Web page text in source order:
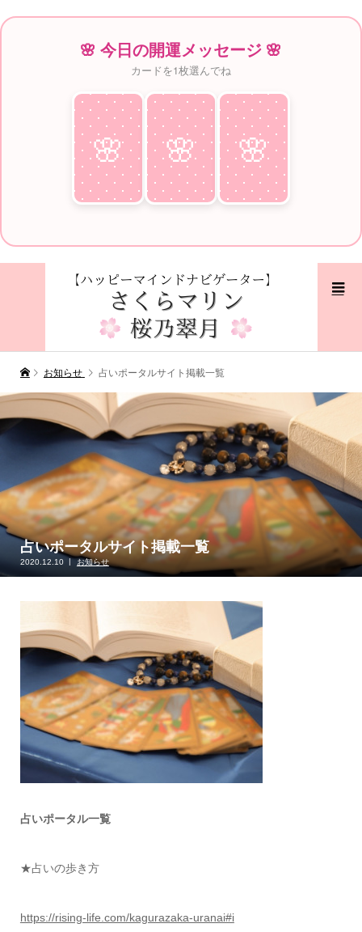
🌸 今日の開運メッセージ 🌸
カードを1枚選んでね
🌸
♥ 🌸
♥ 🌸
♥
お知らせ 占いポータルサイト掲載一覧
占いポータルサイト掲載一覧
2020.12.10 お知らせ
占いポータル一覧
★占いの歩き方
https://rising-life.com/kagurazaka-uranai#i